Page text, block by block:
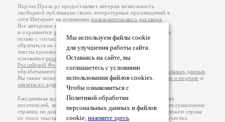
Мы используем файлы cookie
для улучшения работы сайта.
Оставаясь на сайте, вы
соглашаетесь с условиями
использования файлов cookies.
Чтобы ознакомиться с
Политикой обработки
персональных данных и файлов
cookie, нажмите здесь.
Портал Проза.ру предоставляет авторам возможность
свободной публикации своих литературных произведений в
сети Интернет на основаниипользовательского договора
Все авторские права на произведения принадлежат авторам
и охраняются законом
. Перепечатка произведений возможна
только с согласия его автора, к которому вы можете
обратиться на его авторской странице. Ответственность за
тексты произведений авторы несут самостоятельно на
основанииправил публикацииизаконодательства
Российской Федерации
обрабатываются на основанииПолитики обработки персональных данных
Вы также можете посмотреть более подробнуюинформацию о портале и
связаться с администрацией
Ежедневная аудитория портала Проза.ру – порядка 100 тысяч
посетителей, которые в общей сумме просматривают более полумиллиона
страниц по данным счетчика посещаемости, который расположен справа
от этого текста. В каждой графе указано по две цифры: количество